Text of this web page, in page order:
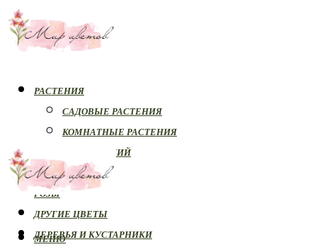
РАСТЕНИЯ
САДОВЫЕ РАСТЕНИЯ
КОМНАТНЫЕ РАСТЕНИЯ
БОЛЕЗНИ РАСТЕНИЙ
ОРХИДЕИ
РОЗЫ
ДРУГИЕ ЦВЕТЫ
ДЕРЕВЬЯ И КУСТАРНИКИ
МЕНЮ